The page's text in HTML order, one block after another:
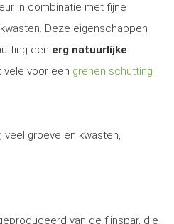
in combinatie met fijne
Deze eigenschappen
een erg natuurlijke
vele voor een grenen schutting
veel groeve en kwasten,
van de fijnspar, die